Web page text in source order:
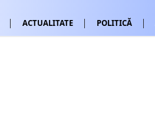
ACTUALITATE POLITICĂ